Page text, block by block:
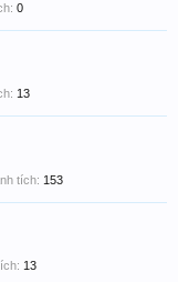
0
13
tích: 153
13